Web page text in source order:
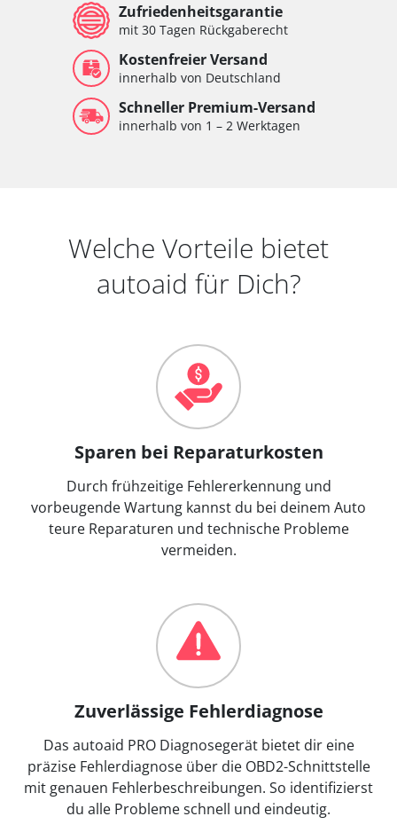
Zufriedenheitsgarantie
mit 30 Tagen Rückgaberecht
Kostenfreier Versand
innerhalb von Deutschland
Schneller Premium-Versand
innerhalb von 1 – 2 Werktagen
Welche Vorteile bietet
autoaid für Dich?
Sparen bei Reparaturkosten
Durch frühzeitige Fehlererkennung und
vorbeugende Wartung kannst du bei deinem Auto
teure Reparaturen und technische Probleme
vermeiden.
Zuverlässige Fehlerdiagnose
Das autoaid PRO Diagnosegerät bietet dir eine
präzise Fehlerdiagnose über die OBD2-Schnittstelle
mit genauen Fehlerbeschreibungen. So identifizierst
du alle Probleme schnell und eindeutig.